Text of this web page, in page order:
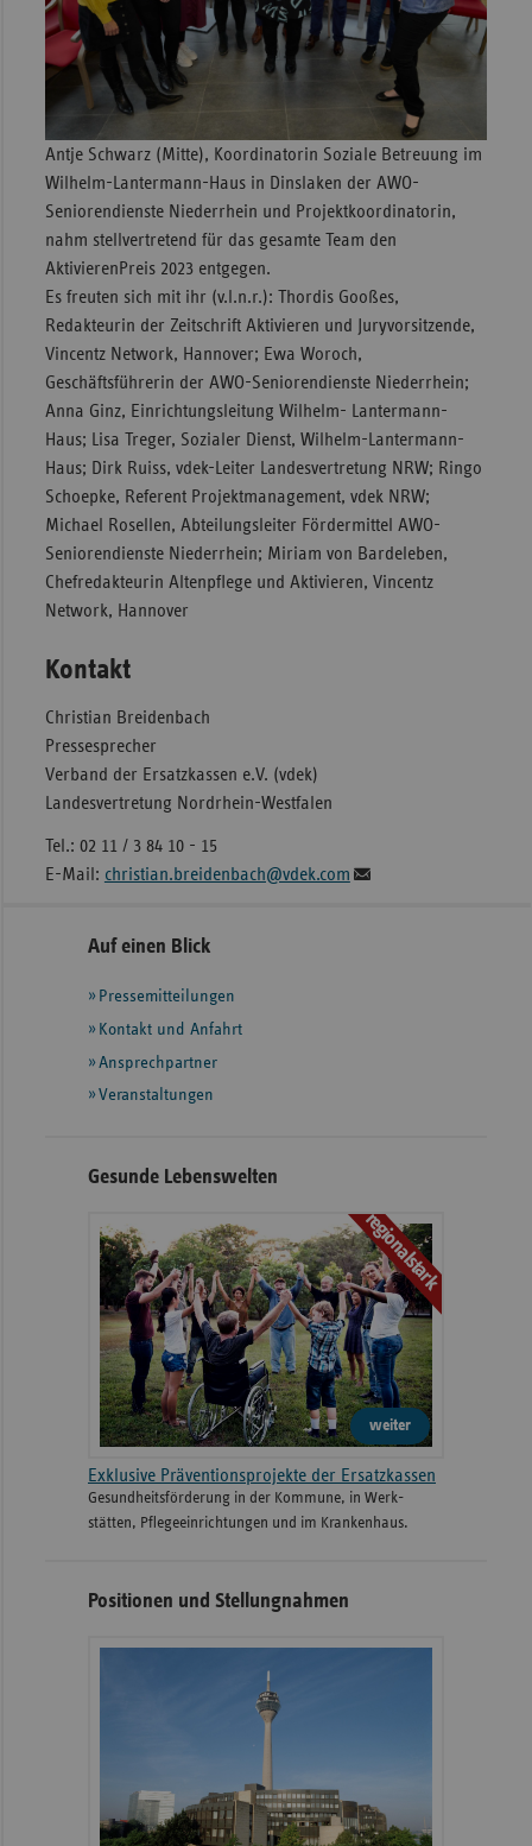
Antje Schwarz (Mitte), Koordinatorin Soziale Betreuung im
Wilhelm-Lantermann-Haus in Dinslaken der AWO-
Seniorendienste Niederrhein und Projektkoordinatorin,
nahm stellvertretend für das gesamte Team den
AktivierenPreis 2023 entgegen.
Es freuten sich mit ihr (v.l.n.r.): Thordis Gooßes,
Redakteurin der Zeitschrift Aktivieren und Juryvorsitzende,
Vincentz Network, Hannover; Ewa Woroch,
Geschäftsführerin der AWO-Seniorendienste Niederrhein;
Anna Ginz, Einrichtungsleitung Wilhelm- Lantermann-
Haus; Lisa Treger, Sozialer Dienst, Wilhelm-Lantermann-
Haus; Dirk Ruiss, vdek-Leiter Landesvertretung NRW; Ringo
Schoepke, Referent Projektmanagement, vdek NRW;
Michael Rosellen, Abteilungsleiter Fördermittel AWO-
Seniorendienste Niederrhein; Miriam von Bardeleben,
Chefredakteurin Altenpflege und Aktivieren, Vincentz
Network, Hannover
Kontakt
Christian Breidenbach
Pressesprecher
Verband der Ersatzkassen e.V. (vdek)
Landesvertretung Nordrhein-Westfalen
Tel.: 02 11 / 3 84 10 - 15
E-Mail: christian.breidenbach@vdek.com
Seitennavigation
Seitenleiste
weiteren
Informationen
Auf einen Blick
Pressemitteilungen
Kontakt und Anfahrt
Ansprechpartner
Veranstaltungen
Gesunde Lebenswelten
regionalstark
weiter
Exklusive Präventionsprojekte der Ersatzkassen
Gesund­heits­­förderung in der Kommune, in Werk­
stätten, Pflege­einrichtungen und im Kranken­haus.
Positionen und Stellungnahmen